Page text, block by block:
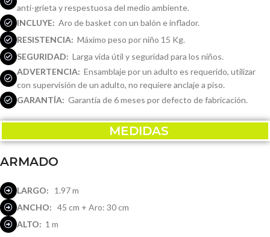
anti-grieta y respestuosa del medio ambiente.
INCLUYE: Aro de basket con un balón e inflador.
RESISTENCIA: Máximo peso por niño 15 Kg.
SEGURIDAD: Larga vida útil y seguridad para los niños.
ADVERTENCIA: Ensamblaje por un adulto es requerido, utilizar
con supervisión de un adulto, no requiere anclaje a piso.
GARANTÍA: Garantía de 6 meses por defecto de fabricación.
MEDIDAS
ARMADO
LARGO: 1.97 m
ANCHO: 45 cm + Aro: 30 cm
ALTO: 1 m